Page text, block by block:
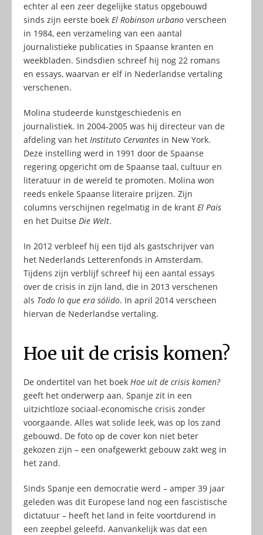
echter al een zeer degelijke status opgebouwd
sinds zijn eerste boek El Robinson urbano verscheen
in 1984, een verzameling van een aantal
journalistieke publicaties in Spaanse kranten en
weekbladen. Sindsdien schreef hij nog 22 romans
en essays, waarvan er elf in Nederlandse vertaling
verschenen.
Molina studeerde kunstgeschiedenis en
journalistiek. In 2004-2005 was hij directeur van de
afdeling van het Instituto Cervantes in New York.
Deze instelling werd in 1991 door de Spaanse
regering opgericht om de Spaanse taal, cultuur en
literatuur in de wereld te promoten. Molina won
reeds enkele Spaanse literaire prijzen. Zijn
columns verschijnen regelmatig in de krant El Pais
en het Duitse Die Welt.
In 2012 verbleef hij een tijd als gastschrijver van
het Nederlands Letterenfonds in Amsterdam.
Tijdens zijn verblijf schreef hij een aantal essays
over de crisis in zijn land, die in 2013 verschenen
als Todo lo que era sólido. In april 2014 verscheen
hiervan de Nederlandse vertaling.
Hoe uit de crisis komen?
De ondertitel van het boek Hoe uit de crisis komen?
geeft het onderwerp aan. Spanje zit in een
uitzichtloze sociaal-economische crisis zonder
voorgaande. Alles wat solide leek, was op los zand
gebouwd. De foto op de cover kon niet beter
gekozen zijn – een onafgewerkt gebouw zakt weg in
het zand.
Sinds Spanje een democratie werd – amper 39 jaar
geleden was dit Europese land nog een fascistische
dictatuur – heeft het land in feite voortdurend in
een zeepbel geleefd. Aanvankelijk was dat een